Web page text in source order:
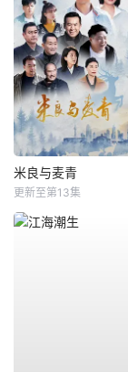
米良与麦青
更新至第13集